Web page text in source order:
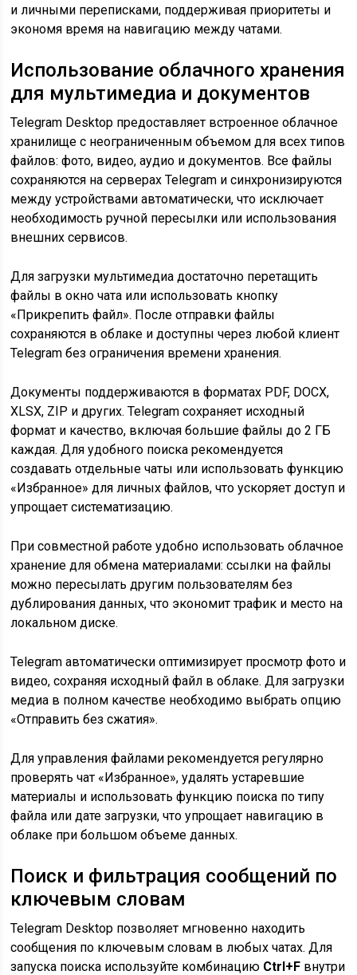
и личными переписками, поддерживая приоритеты и
экономя время на навигацию между чатами.
Использование облачного хранения
для мультимедиа и документов
Telegram Desktop предоставляет встроенное облачное
хранилище с неограниченным объемом для всех типов
файлов: фото, видео, аудио и документов. Все файлы
сохраняются на серверах Telegram и синхронизируются
между устройствами автоматически, что исключает
необходимость ручной пересылки или использования
внешних сервисов.
Для загрузки мультимедиа достаточно перетащить
файлы в окно чата или использовать кнопку
«Прикрепить файл». После отправки файлы
сохраняются в облаке и доступны через любой клиент
Telegram без ограничения времени хранения.
Документы поддерживаются в форматах PDF, DOCX,
XLSX, ZIP и других. Telegram сохраняет исходный
формат и качество, включая большие файлы до 2 ГБ
каждая. Для удобного поиска рекомендуется
создавать отдельные чаты или использовать функцию
«Избранное» для личных файлов, что ускоряет доступ и
упрощает систематизацию.
При совместной работе удобно использовать облачное
хранение для обмена материалами: ссылки на файлы
можно пересылать другим пользователям без
дублирования данных, что экономит трафик и место на
локальном диске.
Telegram автоматически оптимизирует просмотр фото и
видео, сохраняя исходный файл в облаке. Для загрузки
медиа в полном качестве необходимо выбрать опцию
«Отправить без сжатия».
Для управления файлами рекомендуется регулярно
проверять чат «Избранное», удалять устаревшие
материалы и использовать функцию поиска по типу
файла или дате загрузки, что упрощает навигацию в
облаке при большом объеме данных.
Поиск и фильтрация сообщений по
ключевым словам
Telegram Desktop позволяет мгновенно находить
сообщения по ключевым словам в любых чатах. Для
запуска поиска используйте комбинацию Ctrl+F внутри